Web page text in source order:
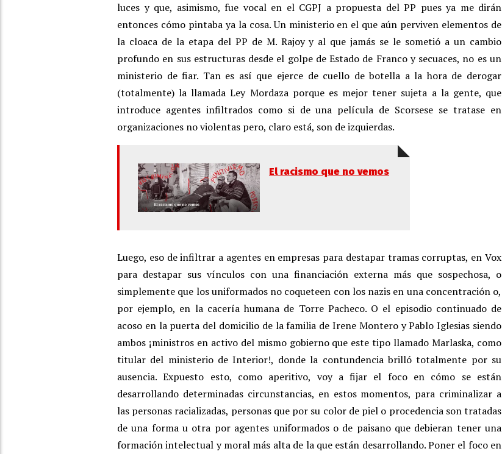
luces y que, asimismo, fue vocal en el CGPJ a propuesta del PP pues ya me dirán
entonces cómo pintaba ya la cosa. Un ministerio en el que aún perviven elementos de
la cloaca de la etapa del PP de M. Rajoy y al que jamás se le sometió a un cambio
profundo en sus estructuras desde el golpe de Estado de Franco y secuaces, no es un
ministerio de fiar. Tan es así que ejerce de cuello de botella a la hora de derogar
(totalmente) la llamada Ley Mordaza porque es mejor tener sujeta a la gente, que
introduce agentes infiltrados como si de una película de Scorsese se tratase en
organizaciones no violentas pero, claro está, son de izquierdas.
El racismo que no vemos
Luego, eso de infiltrar a agentes en empresas para destapar tramas corruptas, en Vox
para destapar sus vínculos con una financiación externa más que sospechosa, o
simplemente que los uniformados no coqueteen con los nazis en una concentración o,
por ejemplo, en la cacería humana de Torre Pacheco. O el episodio continuado de
acoso en la puerta del domicilio de la familia de Irene Montero y Pablo Iglesias siendo
ambos ¡ministros en activo del mismo gobierno que este tipo llamado Marlaska, como
titular del ministerio de Interior!, donde la contundencia brilló totalmente por su
ausencia. Expuesto esto, como aperitivo, voy a fijar el foco en cómo se están
desarrollando determinadas circunstancias, en estos momentos, para criminalizar a
las personas racializadas, personas que por su color de piel o procedencia son tratadas
de una forma u otra por agentes uniformados o de paisano que debieran tener una
formación intelectual y moral más alta de la que están desarrollando. Poner el foco en